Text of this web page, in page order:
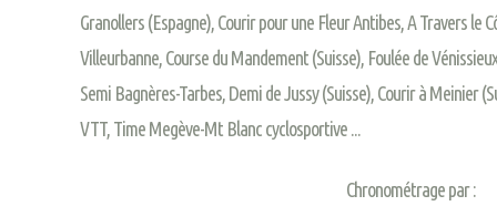
Granollers (Espagne), Courir pour une Fleur Antibes, A Travers le
Villeurbanne, Course du Mandement (Suisse), Foulée de
Semi Bagnères-Tarbes, Demi de Jussy (Suisse), Courir à Meinier
VTT, Time Megève-Mt Blanc cyclosportive ...
Chronométrage par :